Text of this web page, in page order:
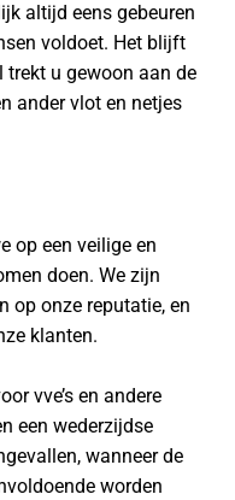
altijd eens gebeuren
voldoet. Het blijft
trekt u gewoon aan de
ander vlot en netjes
op een veilige en
doen. We zijn
op onze reputatie, en
klanten.
vve’s en andere
een wederzijdse
wanneer de
worden